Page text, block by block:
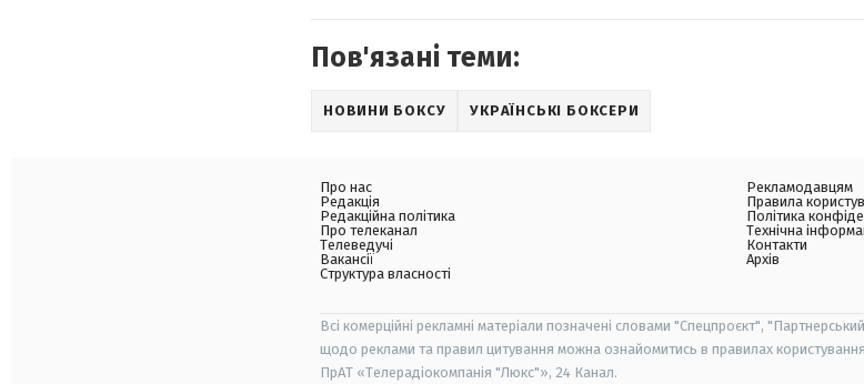
Пов'язані теми:
НОВИНИ БОКСУ УКРАЇНСЬКІ БОКСЕРИ
Про нас
Редакція
Редакційна політика
Про телеканал
Телеведучі
Вакансії
Структура власності
Рекламодавцям
Правила
Політика
Технічна
Контакти
Архів
Всі комерційні рекламні матеріали позначені словами "Спецпроєкт",
щодо реклами та правил цитування можна ознайомитись в правилах
ПрАТ «Телерадіокомпанія "Люкс"», 24 Канал.